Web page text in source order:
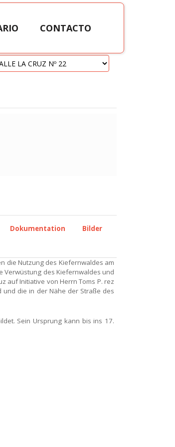
CONTACTO
Dokumentation Bilder
die Nutzung des Kiefernwaldes am
Verwüstung des Kiefernwaldes und
auf Initiative von Herrn Toms P. rez
und die in der Nähe der Straße des
Sein Ursprung kann bis ins 17.